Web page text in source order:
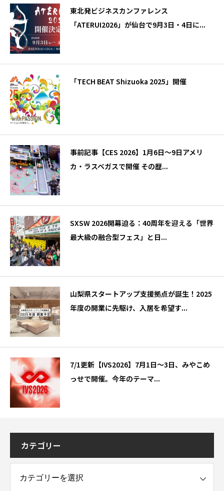
東北発ビジネスカンファレンス
「ATERUI2026」が仙台で9月3日・4日に...
「TECH BEAT Shizuoka 2025」開催
事前記事【CES 2026】1月6日～9日アメリ
カ・ラスベガスで開催 その歴...
SXSW 2026開幕迫る：40周年を迎える「世界
最大級の融合型フェス」と日...
山梨県スタートアップ支援拠点が誕生！2025
年度の開業に先駆け、入居を希望す...
7/1更新【IVS2026】7月1日～3日、みやこめ
っせで開催。今年のテーマ...
カテゴリー